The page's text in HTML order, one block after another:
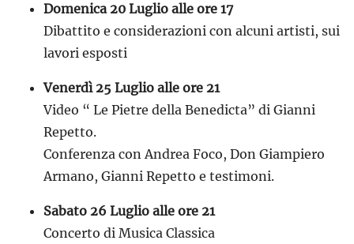
Domenica 20 Luglio alle ore 17
Dibattito e considerazioni con alcuni artisti, sui
lavori esposti
Venerdì 25 Luglio alle ore 21
Video “ Le Pietre della Benedicta” di Gianni
Repetto.
Conferenza con Andrea Foco, Don Giampiero
Armano, Gianni Repetto e testimoni.
Sabato 26 Luglio alle ore 21
Concerto di Musica Classica